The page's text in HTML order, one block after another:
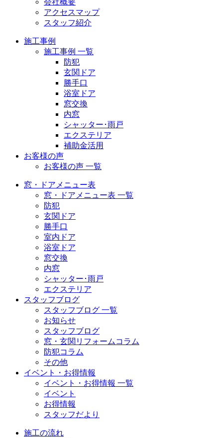
アクセスマップ
スタッフ紹介
施工事例
施工事例 一覧
防犯
玄関ドア
勝手口
浴室ドア
窓交換
内窓
シャッター･雨戸
エクステリア
補助金活用
お客様の声
お客様の声 一覧
窓・ドアメニュー表
窓・ドアメニュー表 一覧
防犯
玄関ドア
勝手口
室内ドア
浴室ドア
窓交換
内窓
シャッター･雨戸
エクステリア
スタッフブログ
スタッフブログ 一覧
お知らせ
スタッフブログ
窓・玄関リフォームコラム
防犯コラム
その他
イベント・お得情報
イベント・お得情報 一覧
イベント
お得情報
スタッフだより
施工の流れ